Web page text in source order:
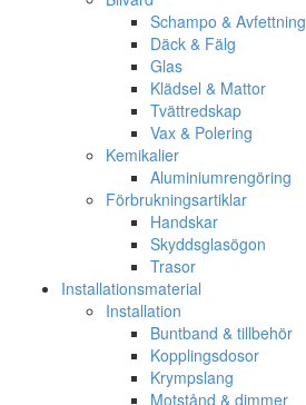
Schampo & Avfettning
Däck & Fälg
Glas
Klädsel & Mattor
Tvättredskap
Vax & Polering
Kemikalier
Aluminiumrengöring
Förbrukningsartiklar
Handskar
Skyddsglasögon
Trasor
Installationsmaterial
Installation
Buntband & tillbehör
Kopplingsdosor
Krympslang
Motstånd & dimmer